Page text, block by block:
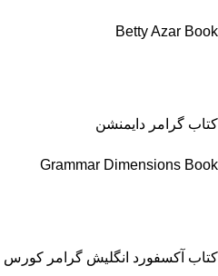
Betty Azar Book
کتاب گرامر دایمنشن
Grammar Dimensions Book
کتاب آکسفورد انگلیش گرامر کورس